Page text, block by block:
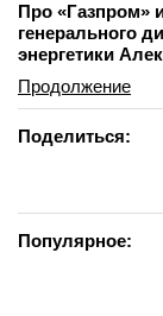
Про «Газпром»
генерального
энергетики
Продолжение
Поделиться:
Популярное: